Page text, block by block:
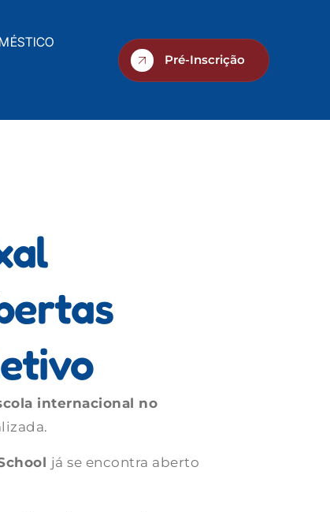
Pré-Inscrição
internacional no
já se encontra aberto